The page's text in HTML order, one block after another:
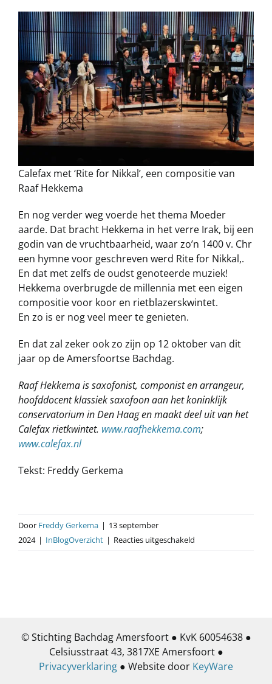
Calefax met ‘Rite for Nikkal’, een compositie van
Raaf Hekkema
En nog verder weg voerde het thema Moeder
aarde. Dat bracht Hekkema in het verre Irak, bij een
godin van de vruchtbaarheid, waar zo’n 1400 v. Chr
een hymne voor geschreven werd Rite for Nikkal,.
En dat met zelfs de oudst genoteerde muziek!
Hekkema overbrugde de millennia met een eigen
compositie voor koor en rietblazerskwintet.
En zo is er nog veel meer te genieten.
En dat zal zeker ook zo zijn op 12 oktober van dit
jaar op de Amersfoortse Bachdag.
Raaf Hekkema is saxofonist, componist en arrangeur,
hoofddocent klassiek saxofoon aan het koninklijk
conservatorium in Den Haag en maakt deel uit van het
Calefax rietkwintet. www.raafhekkema.com;
www.calefax.nl
Tekst: Freddy Gerkema
Door Freddy Gerkema | 13 september
2024 | InBlogOverzicht | Reacties uitgeschakeld
© Stichting Bachdag Amersfoort ● KvK 60054638 ●
Celsiusstraat 43, 3817XE Amersfoort ●
Privacyverklaring ● Website door KeyWare